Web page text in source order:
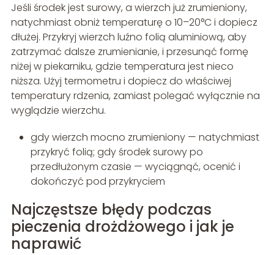
Jeśli środek jest surowy, a wierzch już zrumieniony,
natychmiast obniż temperaturę o 10–20°C i dopiecz
dłużej. Przykryj wierzch luźno folią aluminiową, aby
zatrzymać dalsze zrumienianie, i przesunąć formę
niżej w piekarniku, gdzie temperatura jest nieco
niższa. Użyj termometru i dopiecz do właściwej
temperatury rdzenia, zamiast polegać wyłącznie na
wyglądzie wierzchu.
gdy wierzch mocno zrumieniony — natychmiast
przykryć folią; gdy środek surowy po
przedłużonym czasie — wyciągnąć, ocenić i
dokończyć pod przykryciem
Najczęstsze błędy podczas
pieczenia drożdżowego i jak je
naprawić